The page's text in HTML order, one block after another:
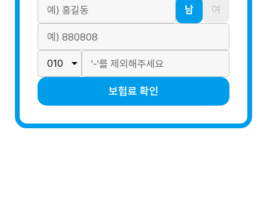
남 여
보험료 확인